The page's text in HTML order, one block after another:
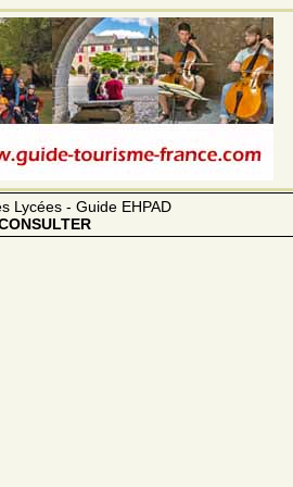
Lycées - Guide EHPAD